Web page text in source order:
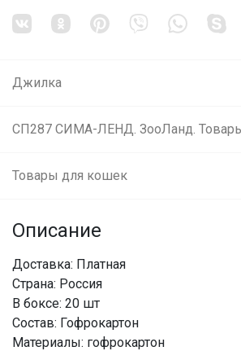
Джилка
Товары для кошек
Описание
Доставка: Платная
Страна: Россия
В боксе: 20 шт
Состав: Гофрокартон
Материалы: гофрокартон